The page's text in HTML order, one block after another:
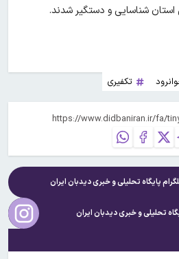
استان شناسایی و دستگیر شدند.
تکفیری
پایگاه تحلیلی و خبریدیدبان ایران
تحلیلی و خبریدیدبان ایران